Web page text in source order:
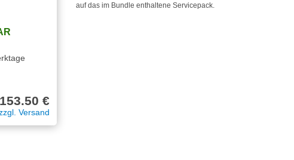
153.50 €
Versand
auf das im Bundle enthaltene Servicepack.